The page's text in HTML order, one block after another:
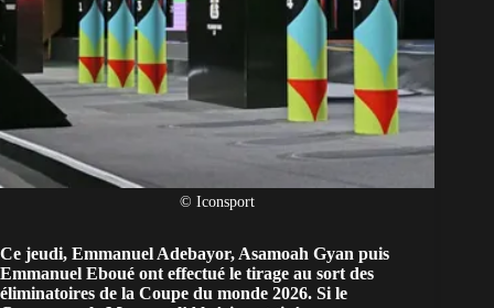
© Iconsport
Ce jeudi, Emmanuel Adebayor, Asamoah Gyan puis
Emmanuel Eboué ont effectué le tirage au sort des
éliminatoires de la Coupe du monde 2026. Si le